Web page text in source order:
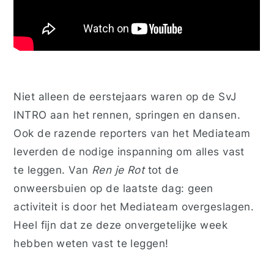
Niet alleen de eerstejaars waren op de SvJ
INTRO aan het rennen, springen en dansen.
Ook de razende reporters van het Mediateam
leverden de nodige inspanning om alles vast
te leggen. Van Ren je Rottot de
onweersbuien op de laatste dag: geen
activiteit is door het Mediateam overgeslagen.
Heel fijn dat ze deze onvergetelijke week
hebben weten vast te leggen!